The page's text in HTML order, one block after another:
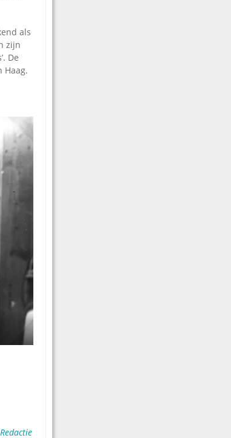
als
zijn
De
Haag.
Redactie